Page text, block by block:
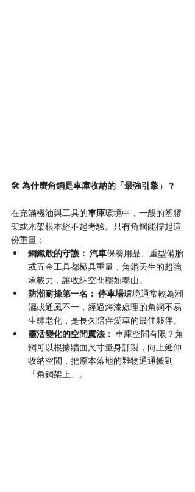
🛠️ 為什麼角鋼是車庫收納的「最強引擎」？
在充滿機油與工具的車庫環境中，一般的塑膠
架或木架根本經不起考驗。只有角鋼能撐起這
份重量：
鋼鐵般的守護： 汽車保養用品、重型備胎
或五金工具都極具重量，角鋼天生的超強
承載力，讓收納空間穩如泰山。
防潮耐操第一名： 停車場環境通常較為潮
濕或通風不一，經過烤漆處理的角鋼不易
生鏽老化，是長久陪伴愛車的最佳夥伴。
靈活變化的空間魔法： 車庫空間有限？角
鋼可以根據牆面尺寸量身訂製，向上延伸
收納空間，把原本落地的雜物通通搬到
「角鋼架上」。